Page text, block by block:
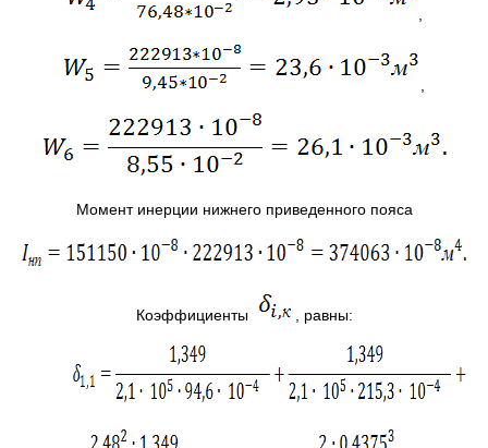
Момент инерции нижнего приведенного пояса
Коэффициенты , равны: